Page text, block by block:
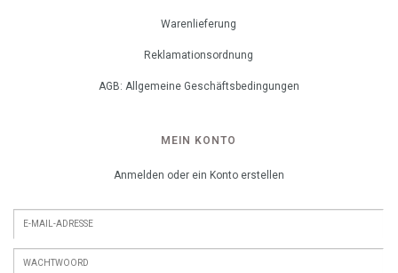
Warenlieferung
Reklamationsordnung
AGB: Allgemeine Geschäftsbedingungen
MEIN KONTO
Anmelden oder ein Konto erstellen